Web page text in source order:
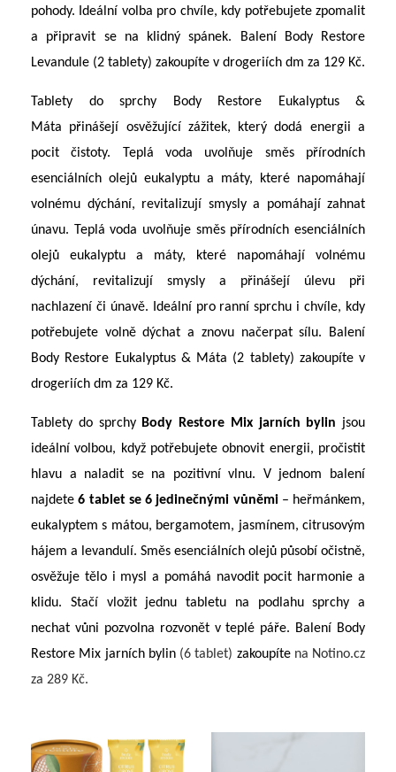
pohody. Ideální volba pro chvíle, kdy potřebujete zpomalit
a připravit se na klidný spánek. Balení Body Restore
Levandule (2 tablety) zakoupíte v drogeriích dm za 129 Kč.
Tablety do sprchy Body Restore Eukalyptus &
Máta přinášejí osvěžující zážitek, který dodá energii a
pocit čistoty. Teplá voda uvolňuje směs přírodních
esenciálních olejů eukalyptu a máty, které napomáhají
volnému dýchání, revitalizují smysly a pomáhají zahnat
únavu. Teplá voda uvolňuje směs přírodních esenciálních
olejů eukalyptu a máty, které napomáhají volnému
dýchání, revitalizují smysly a přinášejí úlevu při
nachlazení či únavě. Ideální pro ranní sprchu i chvíle, kdy
potřebujete volně dýchat a znovu načerpat sílu. Balení
Body Restore Eukalyptus & Máta (2 tablety) zakoupíte v
drogeriích dm za 129 Kč.
Tablety do sprchy Body Restore Mix jarních bylin jsou
ideální volbou, když potřebujete obnovit energii, pročistit
hlavu a naladit se na pozitivní vlnu. V jednom balení
najdete 6 tablet se 6 jedinečnými vůněmi – heřmánkem,
eukalyptem s mátou, bergamotem, jasmínem, citrusovým
hájem a levandulí. Směs esenciálních olejů působí očistně,
osvěžuje tělo i mysl a pomáhá navodit pocit harmonie a
klidu. Stačí vložit jednu tabletu na podlahu sprchy a
nechat vůni pozvolna rozvonět v teplé páře. Balení Body
Restore Mix jarních bylin (6 tablet) zakoupíte na Notino.cz
za 289 Kč.